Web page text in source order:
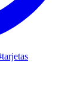
tarjetas